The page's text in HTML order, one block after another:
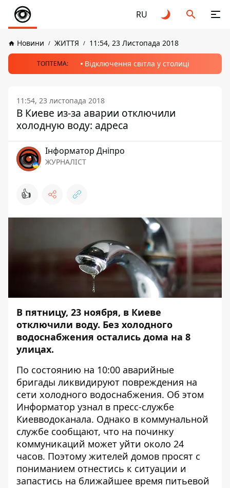
RU
Новини ЖИТТЯ 11:54, 23 Листопада 2018
ТОПТЕМА: Відключення світла у столиці
11:54, 23 листопада 2018
В Киеве из-за аварии отключили
холодную воду: адреса
Інформатор Дніпро
ЖУРНАЛІСТ
👍
В пятницу, 23 ноября, в Киеве
отключили воду. Без холодного
водоснабжения остались дома на 8
улицах.
По состоянию на 10:00 аварийные
бригады ликвидируют повреждения на
сети холодного водоснабжения. Об этом
Информатор узнал в пресс-службе
Киевводоканала. Однако в коммунальной
службе сообщают, что на починку
коммуникаций может уйти около 24
часов. Поэтому жителей домов просят с
пониманием отнестись к ситуации и
запастись на ближайшее время питьевой